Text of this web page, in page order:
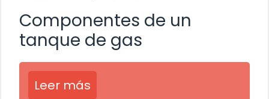
Componentes de un
tanque de gas
Leer más